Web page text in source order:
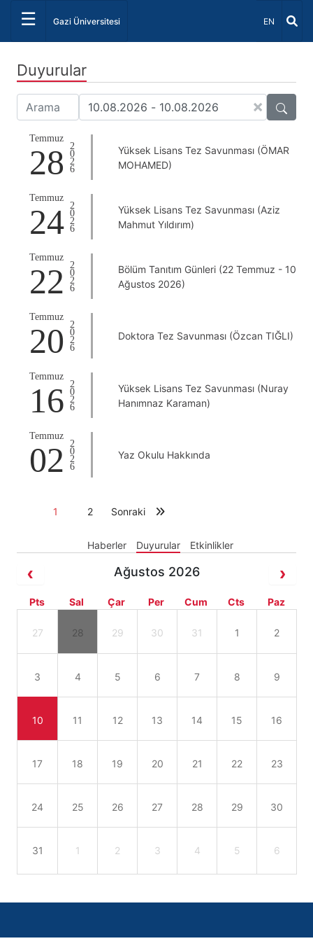
☰ Gazi Üniversitesi Dil Seçiniz
EN
Duyurular
×
Temmuz
28 2026
Yüksek Lisans Tez Savunması (ÖMAR
MOHAMED)
Temmuz
242026
Yüksek Lisans Tez Savunması (Aziz
Mahmut Yıldırım)
Temmuz
22 2026
Bölüm Tanıtım Günleri (22 Temmuz - 10
Ağustos 2026)
Temmuz
20 2026 Doktora Tez Savunması (Özcan TIĞLI)
Temmuz
16 2026
Yüksek Lisans Tez Savunması (Nuray
Hanımnaz Karaman)
Temmuz
02 2026 Yaz Okulu Hakkında
1 2 Sonraki
Haberler Duyurular Etkinlikler
Ağustos 2026
Pts Sal Çar Per Cum Cts Paz
27 28 29 30 31 1 2
3 4 5 6 7 8 9
10 11 12 13 14 15 16
17 18 19 20 21 22 23
24 25 26 27 28 29 30
31 1 2 3 4 5 6